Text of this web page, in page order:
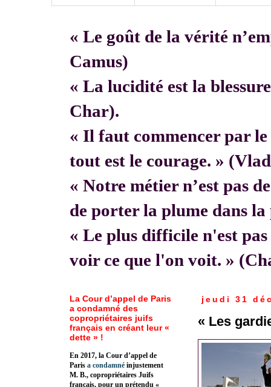
« Le goût de la vérité
Camus)
« La lucidité est la
Char).
« Il faut commencer par le
tout est le courage. »
« Notre métier n’est pas
de porter la plume dans
« Le plus difficile n'est
voir ce que l'on voit. »
jeudi 31
« Les
La Cour d’appel de Paris
a condamné des
copropriétaires juifs
français en créant leur «
dette » !
En 2017, la Cour d’appel de
Paris a condamné injustement
M. B., copropriétaires Juifs
français, pour un prétendu «